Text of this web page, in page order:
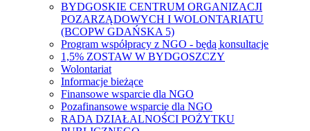
BYDGOSKIE CENTRUM ORGANIZACJI
POZARZĄDOWYCH I WOLONTARIATU
(BCOPW GDAŃSKA 5)
Program współpracy z NGO - będą konsultacje
1,5% ZOSTAW W BYDGOSZCZY
Wolontariat
Informacje bieżące
Finansowe wsparcie dla NGO
Pozafinansowe wsparcie dla NGO
RADA DZIAŁALNOŚCI POŻYTKU